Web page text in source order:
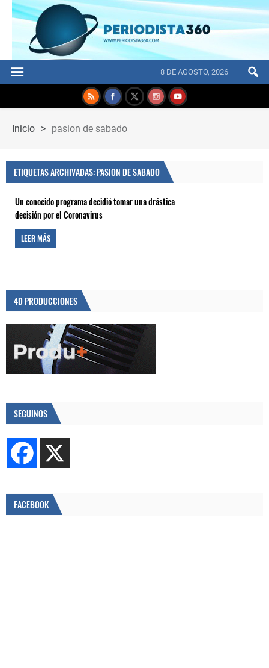
8 DE AGOSTO, 2026
Inicio > pasion de sabado
ETIQUETAS ARCHIVADAS: PASION DE SABADO
Un conocido programa decidió tomar una drástica
decisión por el Coronavirus
LEER MÁS
4D PRODUCCIONES
SEGUINOS
FACEBOOK